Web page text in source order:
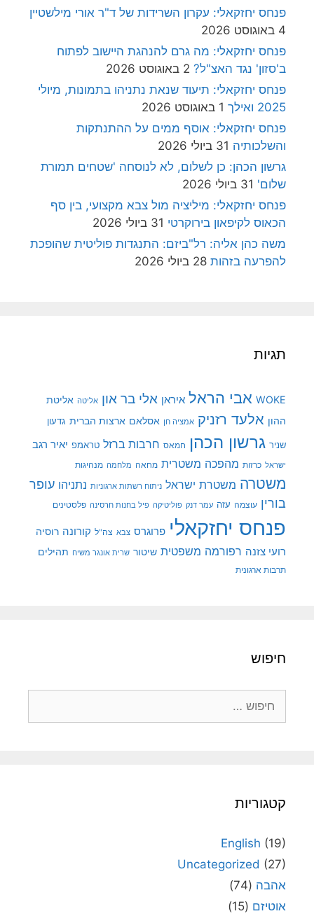
פנחס יחזקאלי: עקרון השרידות של ד"ר אורי מילשטיין
4 באוגוסט 2026
פנחס יחזקאלי: מה גרם להנהגת היישוב לפתוח
ב'סזון' נגד האצ"ל? 2 באוגוסט 2026
פנחס יחזקאלי: תיעוד שנאת נתניהו בתמונות, מיולי
2025 ואילך
1 באוגוסט 2026
פנחס יחזקאלי: אוסף ממים על ההתנתקות
והשלכותיה 31 ביולי 2026
גרשון הכהן: כן לשלום, לא לנוסחה 'שטחים תמורת
שלום' 31 ביולי 2026
פנחס יחזקאלי: מיליציה מול צבא מקצועי, בין סף
הכאוס לקיפאון בירוקרטי 31 ביולי 2026
משה כהן אליה: רל"ביזם: התנגדות פוליטית שהופכת
להפרעה בזהות 28 ביולי 2026
תגיות
WOKE אבי הראל איראן אלי בר און אליטה אליטת
ההון אלעד רזניק אמציה חן אסלאם ארצות הברית גדעון
שניר גרשון הכהן חמאס חרבות ברזל טראמפ יאיר רגב
ישראל כרזות מהפכה משטרית מחאה מלחמה מנהיגות
משטרה משטרת ישראל ניתוח רשתות ארגוניות נתניהו עופר
בורין עוצמה עזה עמר דנק פוליטיקה פיל בחנות חרסינה פלסטינים
פנחס יחזקאלי פרוגרס צבא צה"ל קורונה רוסיה
רועי צזנה רפורמה משפטית שיטור שרית אונגר משיח תהילים
תרבות ארגונית
חיפוש
קטגוריות
English (19)
Uncategorized (27)
אהבה (74)
אוטיזם (15)